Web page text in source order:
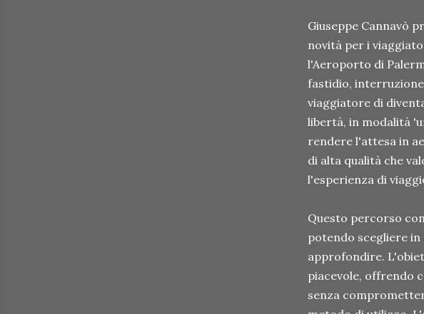
Giuseppe Cannavò
novità per i
l'Aeroporto di
fastidio,
viaggiatore di
libertà, in modalità
rendere l'attesa in
di alta qualità che
l'esperienza di
Questo percorso
potendo scegliere
approfondire.
piacevole, offrendo
senza